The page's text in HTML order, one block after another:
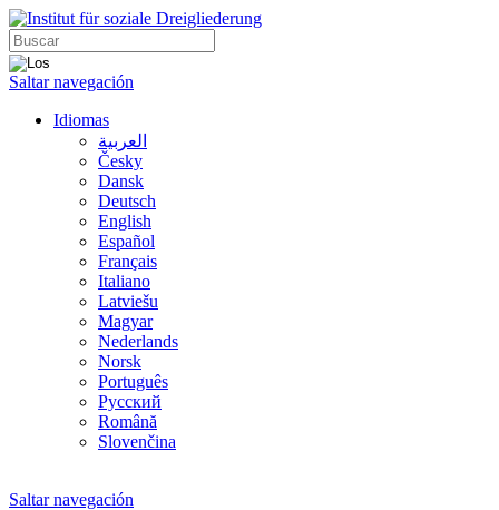
Saltar navegación
Idiomas
العربية
Česky
Dansk
Deutsch
English
Español
Français
Italiano
Latviešu
Magyar
Nederlands
Norsk
Português
Русский
Română
Slovenčina
Saltar navegación